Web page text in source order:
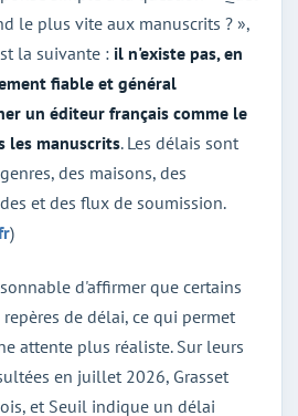
le plus vite aux manuscrits ? »,
la suivante : il n'existe pas, en
fiable et général
un éditeur français comme le
les manuscrits. Les délais sont
des maisons, des
et des flux de soumission.
)
d'affirmer que certains
de délai, ce qui permet
attente plus réaliste. Sur leurs
en juillet 2026, Grasset
et Seuil indique un délai